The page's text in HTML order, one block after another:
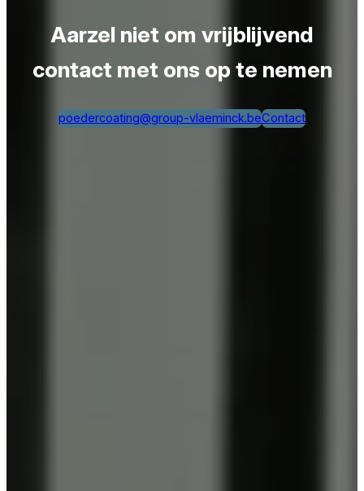
Aarzel niet om vrijblijvend
contact met ons op te nemen
poedercoating@group-vlaeminck.beContact